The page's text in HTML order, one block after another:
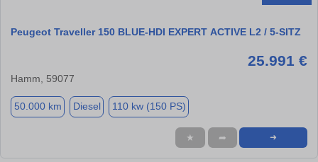
Peugeot Traveller 150 BLUE-HDI EXPERT ACTIVE L2 / 5-SITZ
25.991 €
Hamm, 59077
50.000 km Diesel 110 kw (150 PS)
★ ➦ ➜